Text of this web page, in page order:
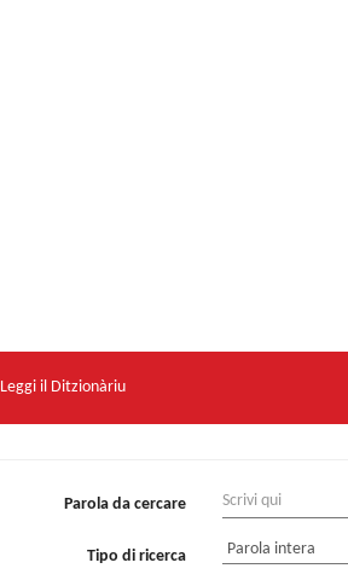
Leggi il Ditzionàriu
Parola da cercare
Tipo di ricerca